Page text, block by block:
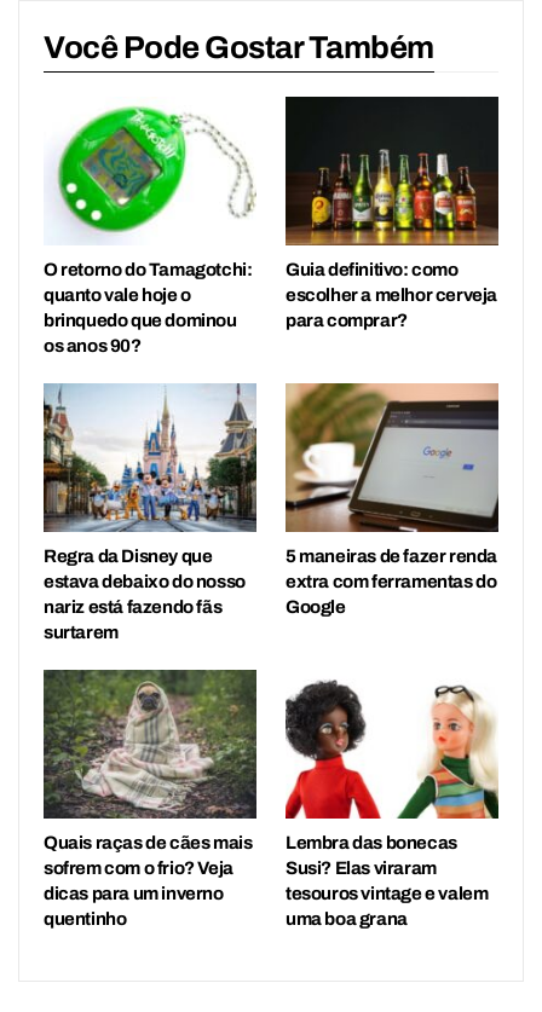
Você Pode Gostar Também
O retorno do Tamagotchi:
quanto vale hoje o
brinquedo que dominou
os anos 90?
Guia definitivo: como
escolher a melhor cerveja
para comprar?
Regra da Disney que
estava debaixo do nosso
nariz está fazendo fãs
surtarem
5 maneiras de fazer renda
extra com ferramentas do
Google
Quais raças de cães mais
sofrem com o frio? Veja
dicas para um inverno
quentinho
Lembra das bonecas
Susi? Elas viraram
tesouros vintage e valem
uma boa grana